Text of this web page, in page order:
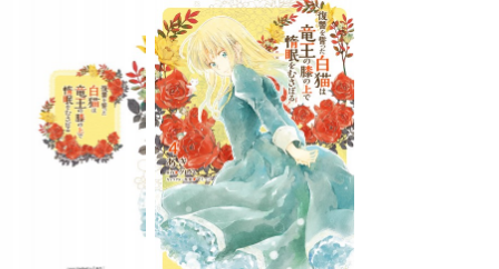
精霊と魔法の王道異世界ファンタジー、第4巻！